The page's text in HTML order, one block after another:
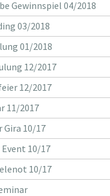
Gewinnspiel 04/2018
03/2018
01/2018
12/2017
12/2017
11/2017
Gira 10/17
10/17
10/17